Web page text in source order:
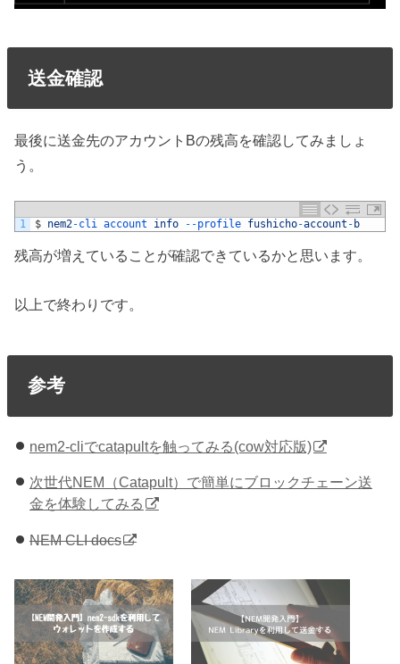
送金確認
最後に送金先のアカウントBの残高を確認してみましょ
う。
1 $ nem2-cli account info --profile fushicho-account - b
残高が増えていることが確認できているかと思います。
以上で終わりです。
参考
nem2-cliでcatapultを触ってみる(cow対応版)
次世代NEM（Catapult）で簡単にブロックチェーン送
金を体験してみる
NEM CLI docs